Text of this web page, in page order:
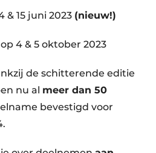
& 15 juni 2023 (nieuw!)
op 4 & 5 oktober 2023
de schitterende editie
nu al meer dan 50
bevestigd voor